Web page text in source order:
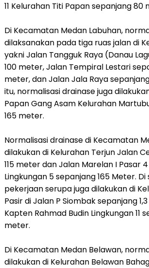
11 Kelurahan Titi Papan sepanjang 80
Di Kecamatan Medan Labuhan,
dilaksanakan pada tiga ruas jalan di
yakni Jalan Tangguk Raya (Danau
100 meter, Jalan Tempiral Lestari
meter, dan Jalan Jala Raya
itu, normalisasi drainase juga
Papan Gang Asam Kelurahan
165 meter.
Normalisasi drainase di Kecamatan
dilakukan di Kelurahan Terjun Jalan
115 meter dan Jalan Marelan I Pasar
Lingkungan 5 sepanjang 165 Meter.
pekerjaan serupa juga dilakukan di
Pasir di Jalan P Siombak sepanjang
Kapten Rahmad Budin Lingkungan 11
meter.
Di Kecamatan Medan Belawan,
dilakukan di Kelurahan Belawan